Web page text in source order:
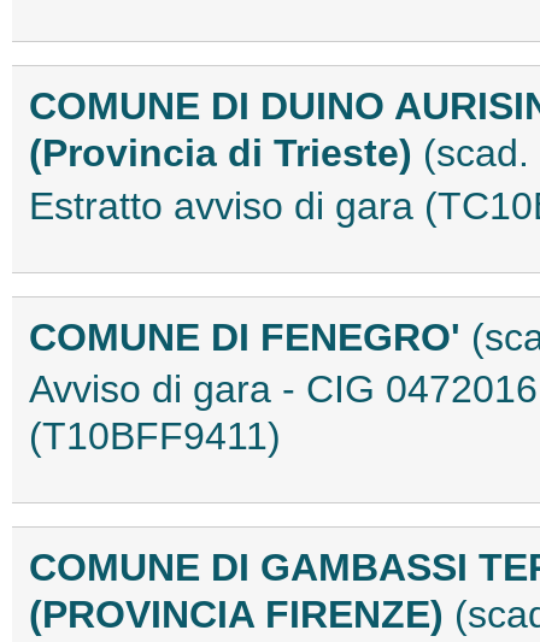
COMUNE DI DUINO
(Provincia di Trieste)
Estratto avviso di gara
COMUNE DI FENEGRO'
Avviso di gara - CIG
(T10BFF9411)
COMUNE DI GAMBASSI
(PROVINCIA FIRENZE)